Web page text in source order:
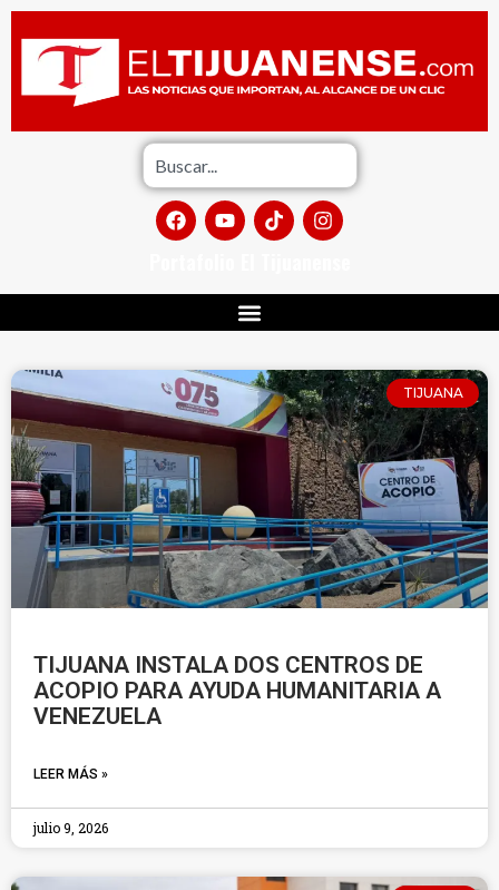
TIJUANA
TIJUANA INSTALA DOS CENTROS DE
ACOPIO PARA AYUDA HUMANITARIA A
VENEZUELA
LEER MÁS »
julio 9, 2026